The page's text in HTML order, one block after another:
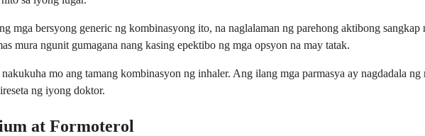
mga bersyong generic ng kombinasyong ito, na naglalaman ng parehong aktibong
mura ngunit gumagana nang kasing epektibo ng mga opsyon na may tatak.
mo ang tamang kombinasyon ng inhaler. Ang ilang mga parmasya ay nagdadala
ng iyong doktor.
at Formoterol